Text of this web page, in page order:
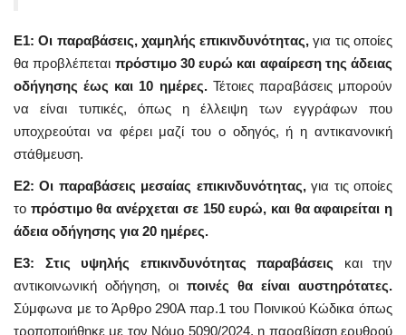
Ε1: Οι παραβάσεις, χαμηλής επικινδυνότητας, για τις οποίες
θα προβλέπεται πρόστιμο 30 ευρώ και αφαίρεση της άδειας
οδήγησης έως και 10 ημέρες.Τέτοιες παραβάσεις μπορούν
να είναι τυπικές, όπως η έλλειψη των εγγράφων που
υποχρεούται να φέρει μαζί του ο οδηγός, ή η αντικανονική
στάθμευση.
Ε2: Οι παραβάσεις μεσαίας επικινδυνότητας,για τις οποίες
το πρόστιμο θα ανέρχεται σε 150 ευρώ, και θα αφαιρείται η
άδεια οδήγησης για 20 ημέρες.
Ε3: Στις υψηλής επικινδυνότητας παραβάσεις και την
αντικοινωνική οδήγηση, οι ποινές θα είναι αυστηρότατες.
Σύμφωνα με το Άρθρο 290Α παρ.1 του Ποινικού Κώδικα όπως
τροποποιήθηκε με τον Νόμο 5090/2024, η παραβίαση ερυθρού